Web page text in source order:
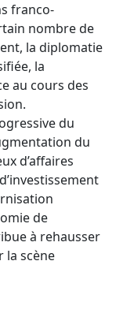
franco-
nombre de
la diplomatie
la
au cours des
du
du
d’affaires
de
à rehausser
la scène